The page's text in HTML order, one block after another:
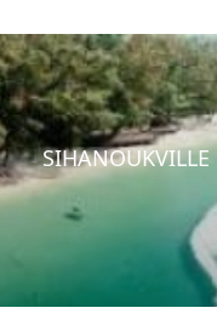
SIHANOUKVILLE